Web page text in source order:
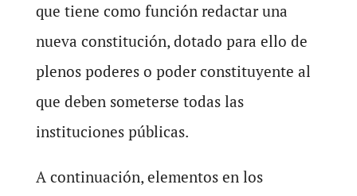
que tiene como función redactar una
nueva constitución, dotado para ello de
plenos poderes o poder constituyente al
que deben someterse todas las
instituciones públicas.
A continuación, elementos en los